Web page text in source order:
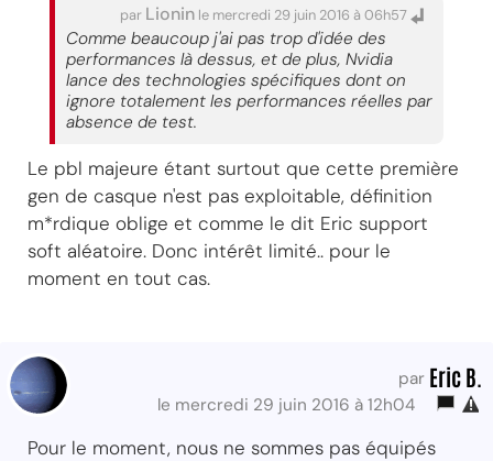
par Lionin le mercredi 29 juin 2016 à 06h57
Comme beaucoup j'ai pas trop d'idée des
performances là dessus, et de plus, Nvidia
lance des technologies spécifiques dont on
ignore totalement les performances réelles par
absence de test.
Le pbl majeure étant surtout que cette première
gen de casque n'est pas exploitable, définition
m*rdique oblige et comme le dit Eric support
soft aléatoire. Donc intérêt limité.. pour le
moment en tout cas.
par Eric B.
le mercredi 29 juin 2016 à 12h04
Pour le moment, nous ne sommes pas équipés